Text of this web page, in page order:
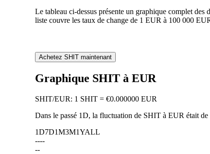
Le tableau ci-dessus présente un graphique complet
liste couvre les taux de change de 1 EUR à 100 000
Achetez SHIT maintenant
Graphique SHIT à EUR
SHIT/EUR: 1 SHIT = €0.000000 EUR
Dans le passé 1D, la fluctuation de SHIT à EUR était de
1D7D1M3M1YALL
----
--